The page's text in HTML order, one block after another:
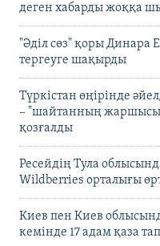
деген хабарды жоққа
"Әділ сөз" қоры Динара
тергеуге шақырды
Түркістан өңірінде
– "шайтанның жаршысы"
қозғалды
Ресейдің Тула
Wildberries орталығы
Киев пен Киев
кемінде 17 адам қаза